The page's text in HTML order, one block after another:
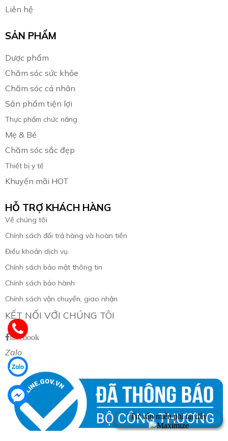
Liên hệ
SẢN PHẨM
Dược phẩm
Chăm sóc sức khỏe
Chăm sóc cá nhân
Sản phẩm tiện lợi
Thực phẩm chức năng
Mẹ & Bé
Chăm sóc sắc đẹp
Thiết bị y tế
Khuyến mãi HOT
HỖ TRỢ KHÁCH HÀNG
Về chúng tôi
Chính sách đổi trả hàng và hoàn tiền
Điều khoản dịch vụ
Chính sách bảo mật thông tin
Chính sách bảo hành
Chính sách vận chuyển, giao nhận
KẾT NỐI VỚI CHÚNG TÔI
facebook
Zalo